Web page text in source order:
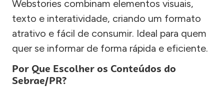
Webstories combinam elementos visuais,
texto e interatividade, criando um formato
atrativo e fácil de consumir. Ideal para quem
quer se informar de forma rápida e eficiente.
Por Que Escolher os Conteúdos do
Sebrae/PR?